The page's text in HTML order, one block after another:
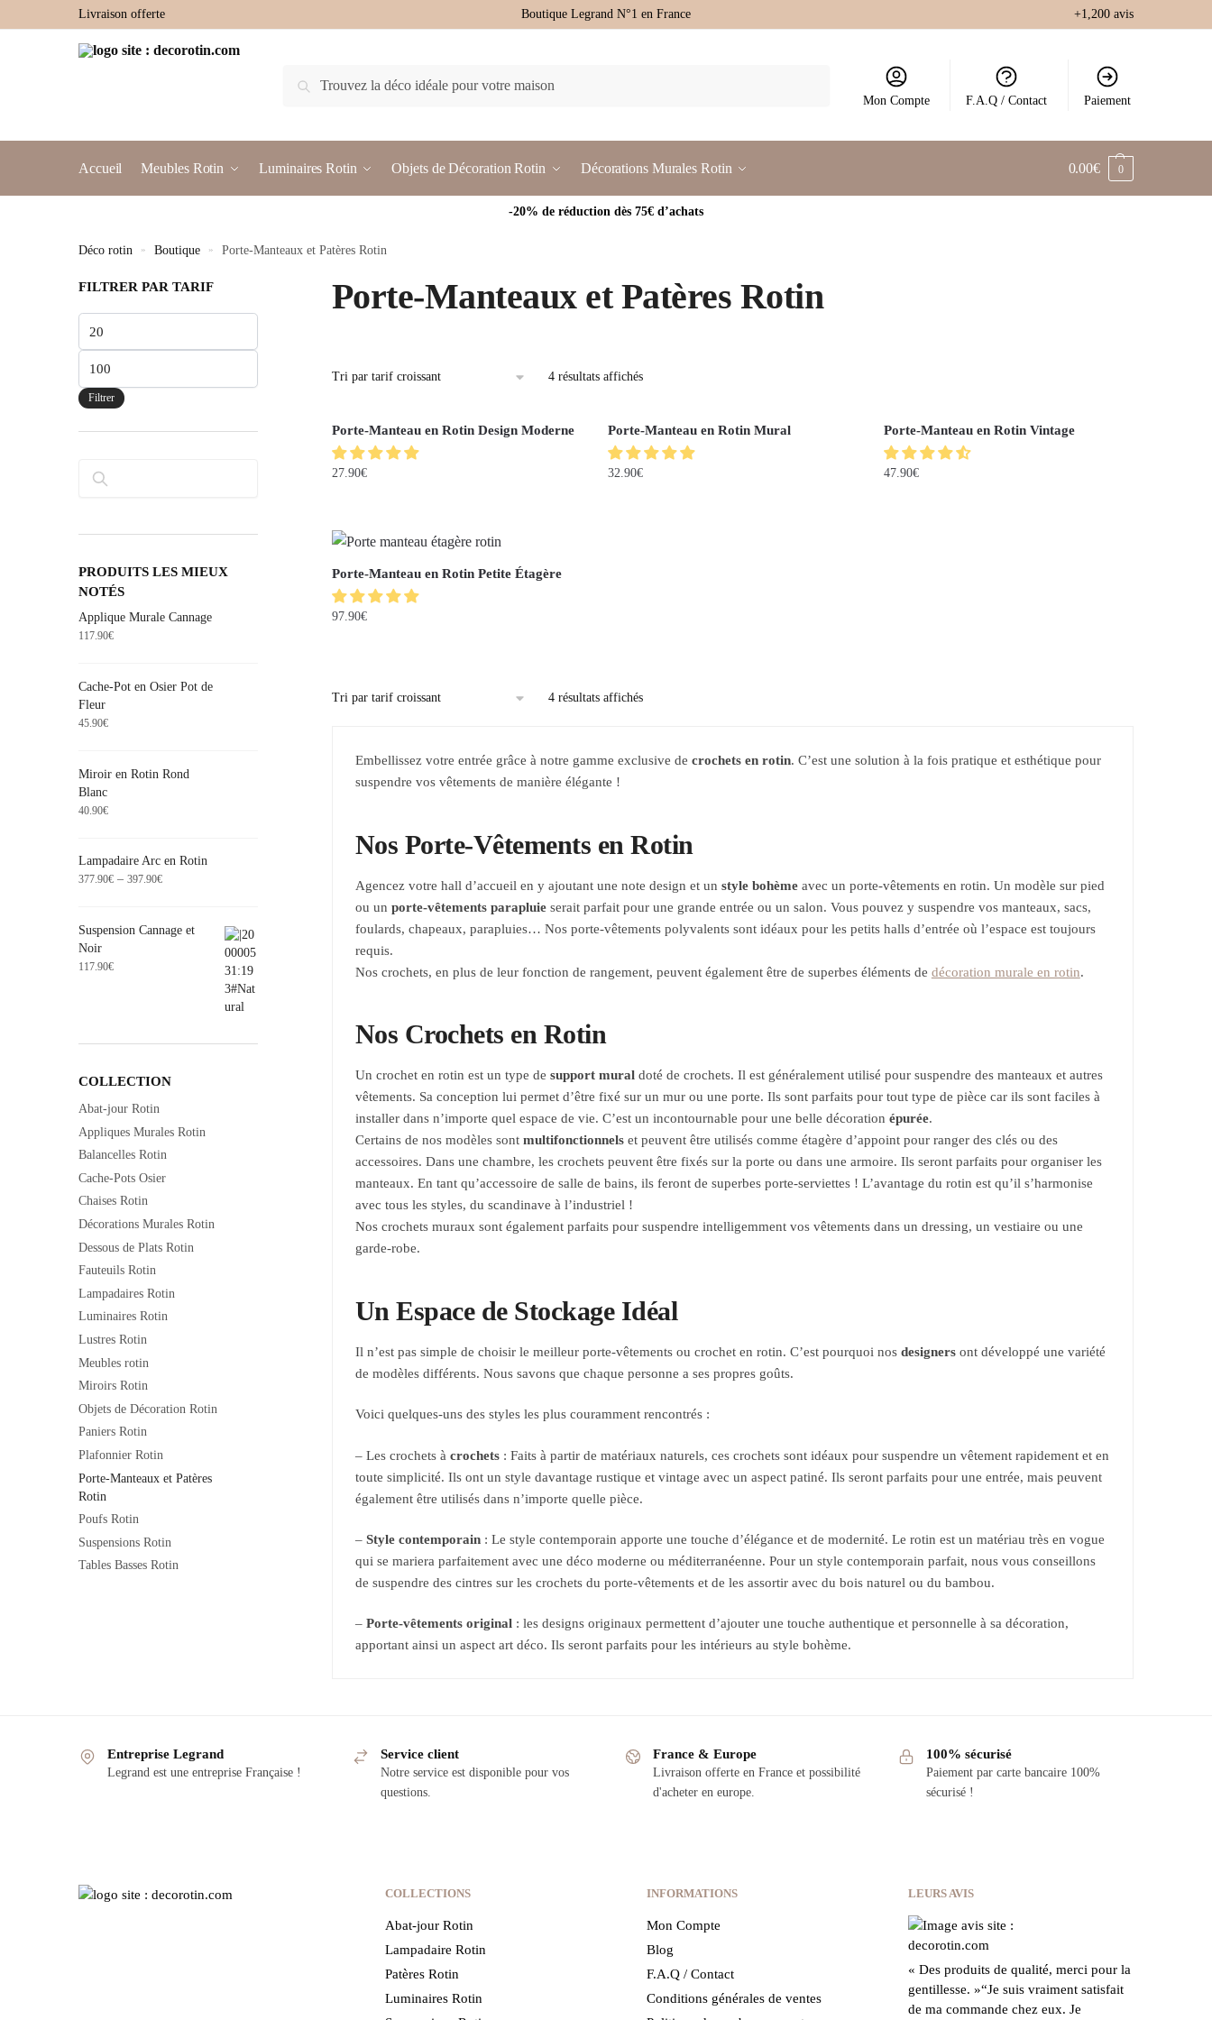
Livraison offerte Boutique Legrand N°1 en France +1,200 avis
Recherche
Mon Compte F.A.Q / Contact Paiement
Accueil Meubles Rotin Luminaires Rotin Objets de Décoration Rotin Décorations Murales Rotin 0.00€ 0
-20% de réduction dès 75€ d’achats
Déco rotin » Boutique » Porte-Manteaux et Patères Rotin
Porte-Manteaux et Patères Rotin
4 résultats affichés
Porte-Manteau en Rotin Design Moderne
27.90€
Porte-Manteau en Rotin Mural
32.90€
Porte-Manteau en Rotin Vintage
47.90€
Porte-Manteau en Rotin Petite Étagère
97.90€
4 résultats affichés
Embellissez votre entrée grâce à notre gamme exclusive de crochets en rotin. C’est une solution à la fois pratique et esthétique pour
suspendre vos vêtements de manière élégante !
Nos Porte-Vêtements en Rotin
Agencez votre hall d’accueil en y ajoutant une note design et un style bohèmeavec un porte-vêtements en rotin. Un modèle sur pied
ou un porte-vêtements parapluieserait parfait pour une grande entrée ou un salon. Vous pouvez y suspendre vos manteaux, sacs,
foulards, chapeaux, parapluies… Nos porte-vêtements polyvalents sont idéaux pour les petits halls d’entrée où l’espace est toujours
requis.
Nos crochets, en plus de leur fonction de rangement, peuvent également être de superbes éléments de décoration murale en rotin.
Nos Crochets en Rotin
Un crochet en rotin est un type de support muraldoté de crochets. Il est généralement utilisé pour suspendre des manteaux et autres
vêtements. Sa conception lui permet d’être fixé sur un mur ou une porte. Ils sont parfaits pour tout type de pièce car ils sont faciles à
installer dans n’importe quel espace de vie. C’est un incontournable pour une belle décoration épurée.
Certains de nos modèles sont multifonctionnelset peuvent être utilisés comme étagère d’appoint pour ranger des clés ou des
accessoires. Dans une chambre, les crochets peuvent être fixés sur la porte ou dans une armoire. Ils seront parfaits pour organiser les
manteaux. En tant qu’accessoire de salle de bains, ils feront de superbes porte-serviettes ! L’avantage du rotin est qu’il s’harmonise
avec tous les styles, du scandinave à l’industriel !
Nos crochets muraux sont également parfaits pour suspendre intelligemment vos vêtements dans un dressing, un vestiaire ou une
garde-robe.
Un Espace de Stockage Idéal
Il n’est pas simple de choisir le meilleur porte-vêtements ou crochet en rotin. C’est pourquoi nos designersont développé une variété
de modèles différents. Nous savons que chaque personne a ses propres goûts.
Voici quelques-uns des styles les plus couramment rencontrés :
– Les crochets à crochets: Faits à partir de matériaux naturels, ces crochets sont idéaux pour suspendre un vêtement rapidement et en
toute simplicité. Ils ont un style davantage rustique et vintage avec un aspect patiné. Ils seront parfaits pour une entrée, mais peuvent
également être utilisés dans n’importe quelle pièce.
– Style contemporain: Le style contemporain apporte une touche d’élégance et de modernité. Le rotin est un matériau très en vogue
qui se mariera parfaitement avec une déco moderne ou méditerranéenne. Pour un style contemporain parfait, nous vous conseillons
de suspendre des cintres sur les crochets du porte-vêtements et de les assortir avec du bois naturel ou du bambou.
– Porte-vêtements original: les designs originaux permettent d’ajouter une touche authentique et personnelle à sa décoration,
apportant ainsi un aspect art déco. Ils seront parfaits pour les intérieurs au style bohème.
FILTRER PAR TARIF
Filtrer
PRODUITS LES MIEUX
NOTÉS
Applique Murale Cannage
117.90€
Cache-Pot en Osier Pot de
Fleur
45.90€
Miroir en Rotin Rond
Blanc
40.90€
Lampadaire Arc en Rotin
377.90€ – 397.90€
Suspension Cannage et
Noir
117.90€
COLLECTION
Abat-jour Rotin
Appliques Murales Rotin
Balancelles Rotin
Cache-Pots Osier
Chaises Rotin
Décorations Murales Rotin
Dessous de Plats Rotin
Fauteuils Rotin
Lampadaires Rotin
Luminaires Rotin
Lustres Rotin
Meubles rotin
Miroirs Rotin
Objets de Décoration Rotin
Paniers Rotin
Plafonnier Rotin
Porte-Manteaux et Patères
Rotin
Poufs Rotin
Suspensions Rotin
Tables Basses Rotin
Entreprise Legrand
Legrand est une entreprise Française !
Service client
Notre service est disponible pour vos
questions.
France & Europe
Livraison offerte en France et possibilité
d'acheter en europe.
100% sécurisé
Paiement par carte bancaire 100%
sécurisé !
COLLECTIONS
Abat-jour Rotin
Lampadaire Rotin
Patères Rotin
Luminaires Rotin
INFORMATIONS
Mon Compte
Blog
F.A.Q / Contact
Conditions générales de ventes
LEURS AVIS
« Des produits de qualité, merci pour la
gentillesse. »“Je suis vraiment satisfait
de ma commande chez eux. Je